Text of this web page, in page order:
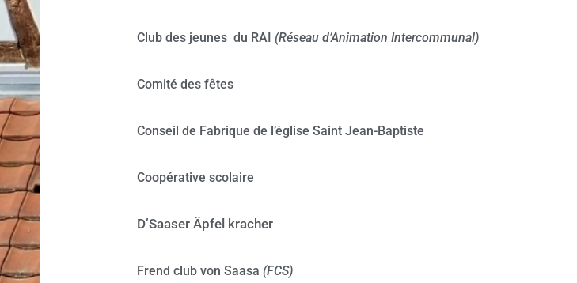
Club des jeunes du RAI (Réseau d’Animation Intercommunal)
Comité des fêtes
Conseil de Fabrique de l’église Saint Jean-Baptiste
Coopérative scolaire
D’Saaser Äpfel kracher
Frend club von Saasa (FCS)